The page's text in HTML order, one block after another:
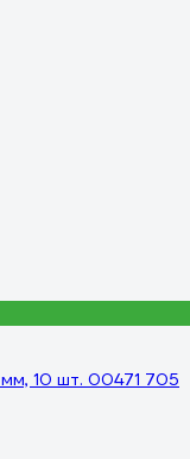
мм, 10 шт. 00471 705